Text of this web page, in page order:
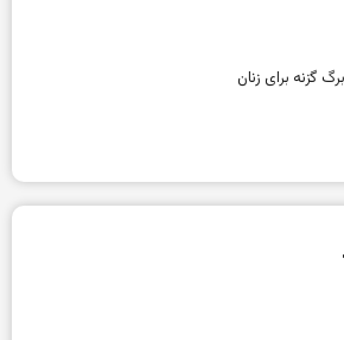
گزنه برای زنان